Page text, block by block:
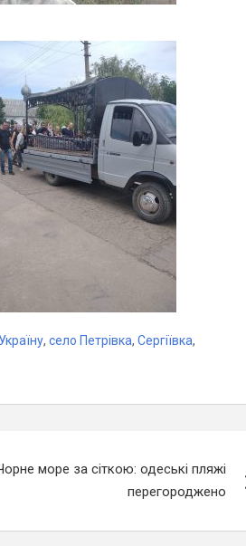
, село Петрівка, Сергіївка,
море за сіткою: одеські пляжі
перегороджено